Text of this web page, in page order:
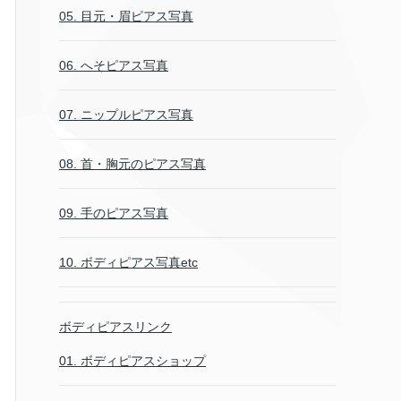
05. 目元・眉ピアス写真
06. へそピアス写真
07. ニップルピアス写真
08. 首・胸元のピアス写真
09. 手のピアス写真
10. ボディピアス写真etc
ボディピアスリンク
01. ボディピアスショップ